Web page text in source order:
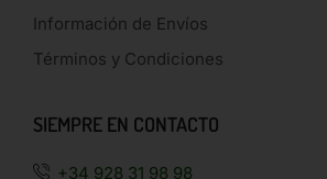
Información de Envíos
Términos y Condiciones
SIEMPRE EN CONTACTO
+34 928 31 98 98